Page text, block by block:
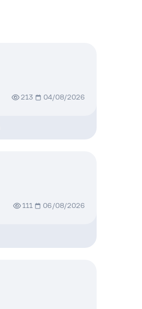
213 04/08/2026
111 06/08/2026